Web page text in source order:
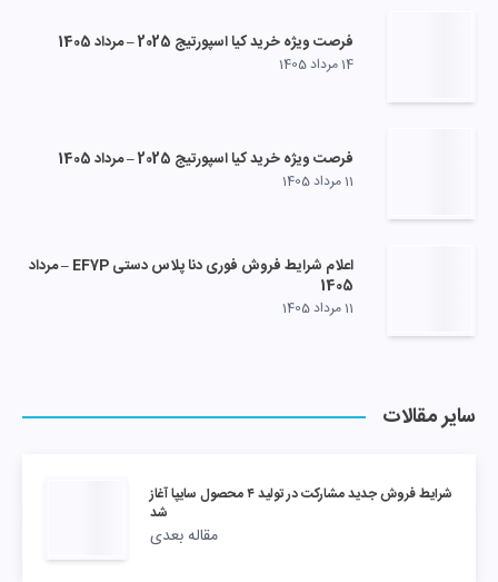
فرصت ویژه خرید کیا اسپورتیج 2025 – مرداد 1405
14 مرداد 1405
فرصت ویژه خرید کیا اسپورتیج 2025 – مرداد 1405
11 مرداد 1405
اعلام شرایط فروش فوری دنا پلاس دستی EF7P – مرداد
1405
11 مرداد 1405
سایر مقالات
شرایط فروش جدید مشارکت در تولید ۴ محصول سایپا آغاز
شد
مقاله بعدی